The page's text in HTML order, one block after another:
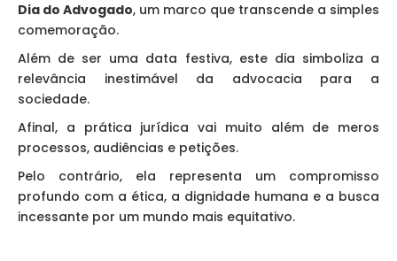
Dia do Advogado, um marco que transcende a simples
comemoração.
Além de ser uma data festiva, este dia simboliza a
relevância inestimável da advocacia para a
sociedade.
Afinal, a prática jurídica vai muito além de meros
processos, audiências e petições.
Pelo contrário, ela representa um compromisso
profundo com a ética, a dignidade humana e a busca
incessante por um mundo mais equitativo.